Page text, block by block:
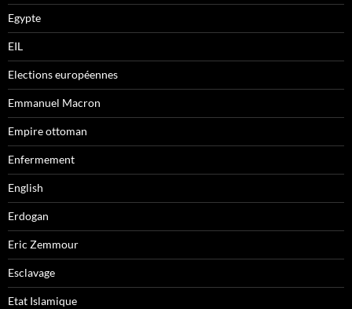
Egypte
EIL
Elections européennes
Emmanuel Macron
Empire ottoman
Enfermement
English
Erdogan
Eric Zemmour
Esclavage
Etat Islamique